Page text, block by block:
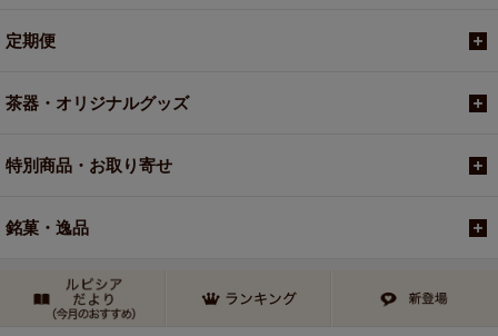
定期便
茶器・オリジナルグッズ
特別商品・お取り寄せ
銘菓・逸品